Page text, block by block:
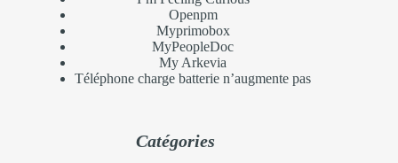
Openpm
Myprimobox
MyPeopleDoc
My Arkevia
Téléphone charge batterie n’augmente pas
Catégories